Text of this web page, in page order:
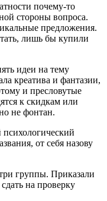
почему-то
стороны вопроса.
предложения.
лишь бы купили
идеи на тему
креатива и фантазии,
и пресловутые
к скидкам или
не фонтан.
от себя назову
группы. Приказали
на проверку